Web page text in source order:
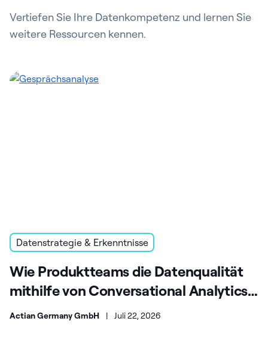
Vertiefen Sie Ihre Datenkompetenz und lernen Sie
weitere Ressourcen kennen.
Datenstrategie & Erkenntnisse
Wie Produktteams die Datenqualität
mithilfe von Conversational Analytics
verbessern
Actian Germany GmbH | Juli 22, 2026